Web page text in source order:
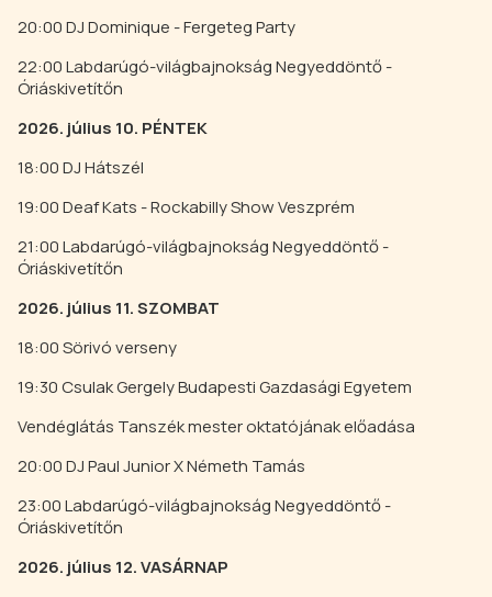
20:00 DJ Dominique - Fergeteg Party
22:00 Labdarúgó-világbajnokság Negyeddöntő -
Óriáskivetítőn
2026. július 10. PÉNTEK
18:00 DJ Hátszél
19:00 Deaf Kats - Rockabilly Show Veszprém
21:00 Labdarúgó-világbajnokság Negyeddöntő -
Óriáskivetítőn
2026. július 11. SZOMBAT
18:00 Sörivó verseny
19:30 Csulak Gergely Budapesti Gazdasági Egyetem
Vendéglátás Tanszék mester oktatójának előadása
20:00 DJ Paul Junior X Németh Tamás
23:00 Labdarúgó-világbajnokság Negyeddöntő -
Óriáskivetítőn
2026. július 12. VASÁRNAP